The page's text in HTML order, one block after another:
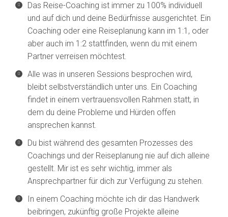
Das Reise-Coaching ist immer zu 100% individuell
und auf dich und deine Bedürfnisse ausgerichtet. Ein
Coaching oder eine Reiseplanung kann im 1:1, oder
aber auch im 1:2 stattfinden, wenn du mit einem
Partner verreisen möchtest.
Alle was in unseren Sessions besprochen wird,
bleibt selbstverständlich unter uns. Ein Coaching
findet in einem vertrauensvollen Rahmen statt, in
dem du deine Probleme und Hürden offen
ansprechen kannst.
Du bist während des gesamten Prozesses des
Coachings und der Reiseplanung nie auf dich alleine
gestellt. Mir ist es sehr wichtig, immer als
Ansprechpartner für dich zur Verfügung zu stehen.
In einem Coaching möchte ich dir das Handwerk
beibringen, zukünftig große Projekte alleine